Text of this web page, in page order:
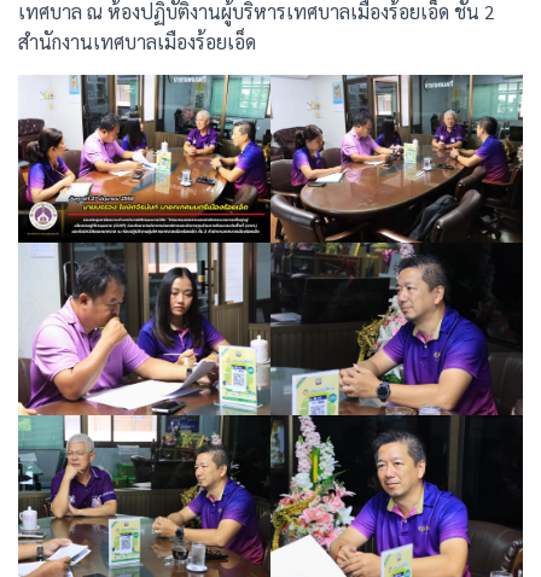
เทศบาล ณ ห้องปฏิบัติงานผู้บริหารเทศบาลเมืองร้อยเอ็ด ชั้น 2
สำนักงานเทศบาลเมืองร้อยเอ็ด